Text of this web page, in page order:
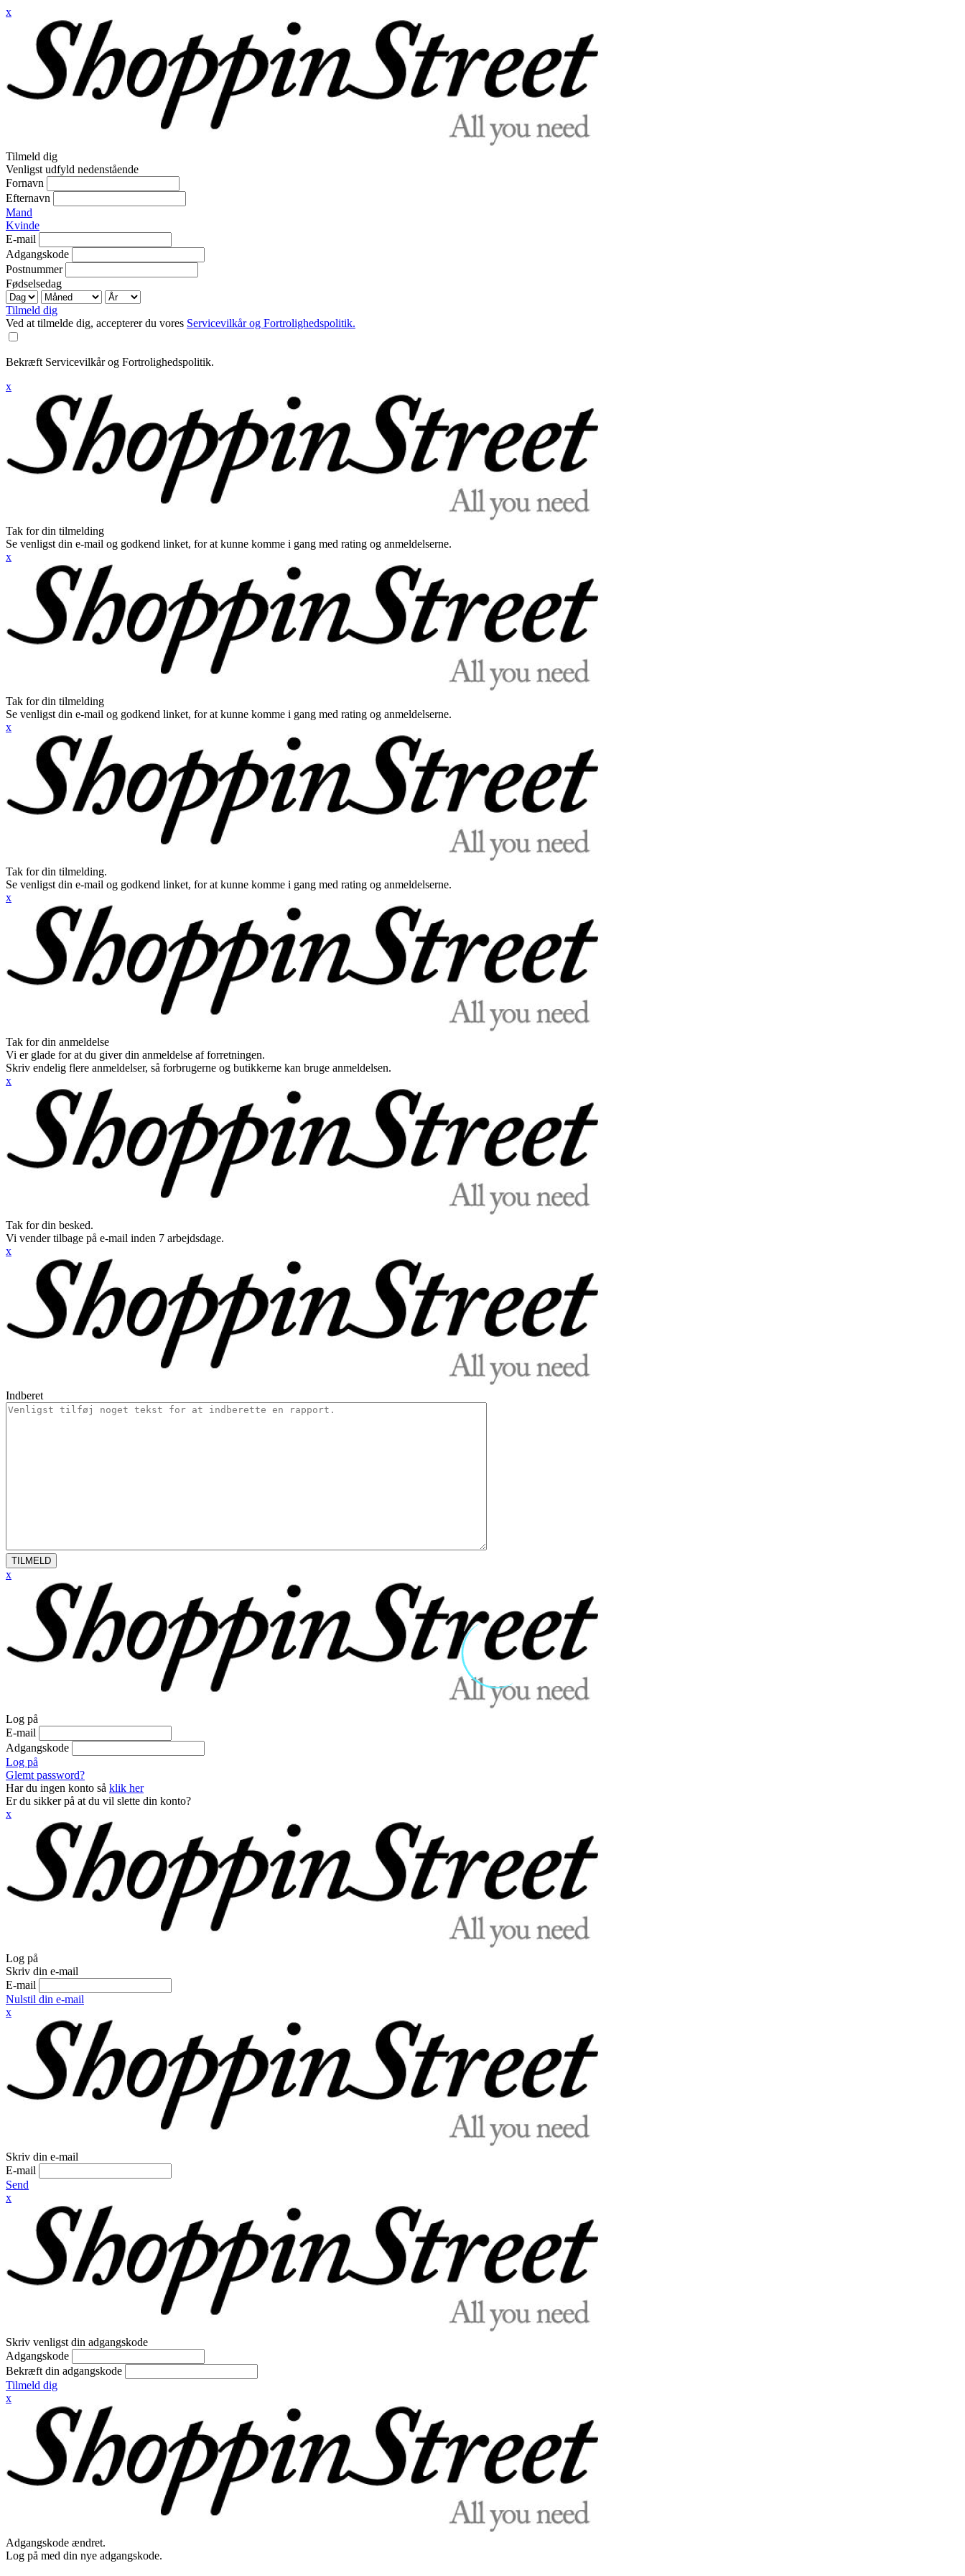
x
Tilmeld dig
Venligst udfyld nedenstående
Fornavn
Efternavn
Mand
Kvinde
E-mail
Adgangskode
Postnummer
Fødselsedag
Tilmeld dig
Ved at tilmelde dig, accepterer du vores Servicevilkår og Fortrolighedspolitik.
Bekræft Servicevilkår og Fortrolighedspolitik.
x
Tak for din tilmelding
Se venligst din e-mail og godkend linket, for at kunne komme i gang med rating og anmeldelserne.
x
Tak for din tilmelding
Se venligst din e-mail og godkend linket, for at kunne komme i gang med rating og anmeldelserne.
x
Tak for din tilmelding.
Se venligst din e-mail og godkend linket, for at kunne komme i gang med rating og anmeldelserne.
x
Tak for din anmeldelse
Vi er glade for at du giver din anmeldelse af forretningen.
Skriv endelig flere anmeldelser, så forbrugerne og butikkerne kan bruge anmeldelsen.
x
Tak for din besked.
Vi vender tilbage på e-mail inden 7 arbejdsdage.
x
Indberet
TILMELD
x
Log på
E-mail
Adgangskode
Log på
Glemt password?
Har du ingen konto så klik her
Er du sikker på at du vil slette din konto?
x
Log på
Skriv din e-mail
E-mail
Nulstil din e-mail
x
Skriv din e-mail
E-mail
Send
x
Skriv venligst din adgangskode
Adgangskode
Bekræft din adgangskode
Tilmeld dig
x
Adgangskode ændret.
Log på med din nye adgangskode.